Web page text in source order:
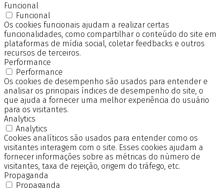
Funcional
Funcional
Os cookies funcionais ajudam a realizar certas
funcionalidades, como compartilhar o conteúdo do site em
plataformas de mídia social, coletar feedbacks e outros
recursos de terceiros.
Performance
Performance
Os cookies de desempenho são usados para entender e
analisar os principais índices de desempenho do site, o
que ajuda a fornecer uma melhor experiência do usuário
para os visitantes.
Analytics
Analytics
Cookies analíticos são usados para entender como os
visitantes interagem com o site. Esses cookies ajudam a
fornecer informações sobre as métricas do número de
visitantes, taxa de rejeição, origem do tráfego, etc.
Propaganda
Propaganda